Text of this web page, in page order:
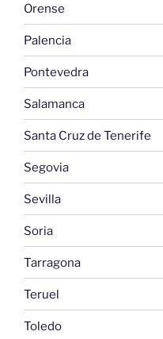
Orense
Palencia
Pontevedra
Salamanca
Santa Cruz de Tenerife
Segovia
Sevilla
Soria
Tarragona
Teruel
Toledo